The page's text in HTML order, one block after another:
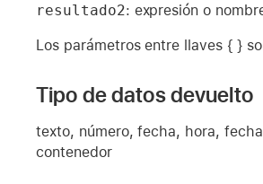
resultado2: expresión o
Los parámetros entre llaves { }
Tipo de datos devuelto
texto, número, fecha, hora,
contenedor